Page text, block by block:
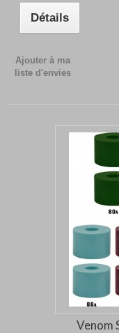
Détails
Ajouter à ma
liste d'envies
Venom